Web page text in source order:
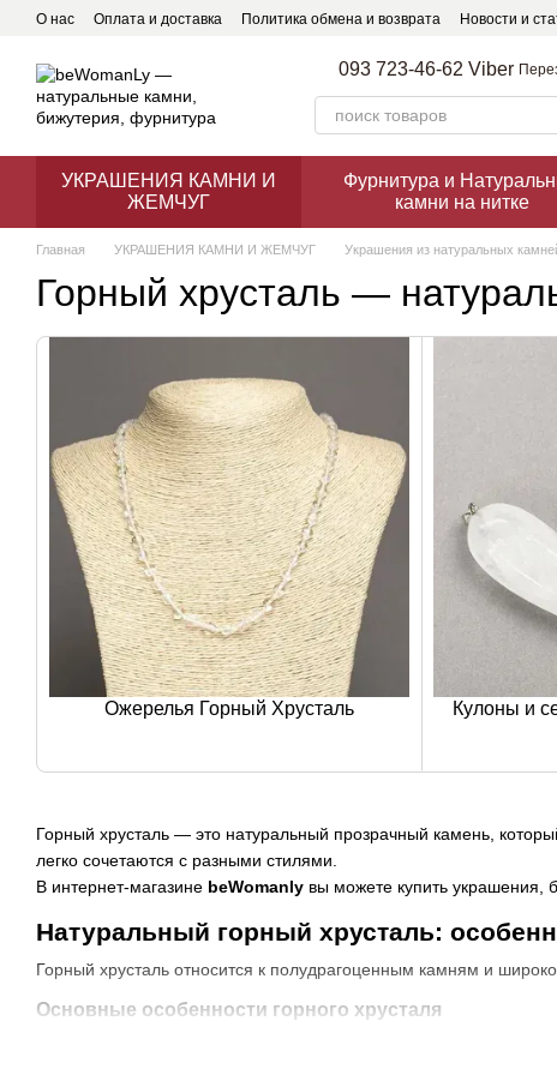
Перейти к основному контенту
О нас Оплата и доставка Политика обмена и возврата Новости и
093 723-46-62 Viber
УКРАШЕНИЯ КАМНИ И
ЖЕМЧУГ
Фурнитура и
камни на нитке
Главная УКРАШЕНИЯ КАМНИ И ЖЕМЧУГ Украшения из натуральных
Горный хрусталь —
Горный хрусталь — это натуральный прозрачный камень,
легко сочетаются с разными стилями.
В интернет-магазине beWomanly вы можете купить украшения,
Натуральный горный хрусталь:
Горный хрусталь относится к полудрагоценным камням и
Основные особенности горного хрусталя
Ожерелья Горный Хрусталь Кулоны и